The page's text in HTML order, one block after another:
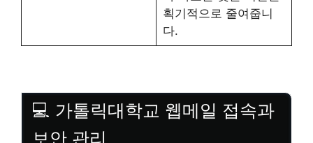
획기적으로 줄여줍니
다.
💻 가톨릭대학교 웹메일 접속과
보안 관리